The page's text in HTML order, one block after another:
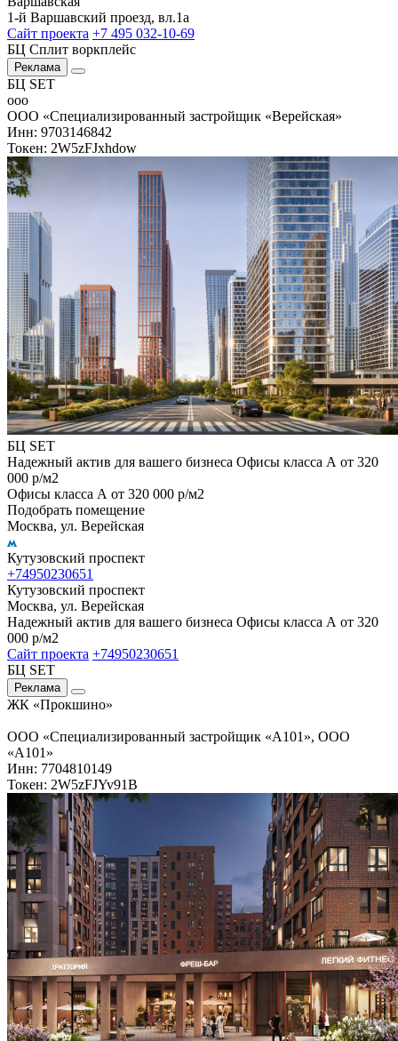
1-й Варшавский проезд, вл.1а
Сайт проекта +7 495 032-10-69
БЦ Сплит воркплейс
Реклама
БЦ SET
ооо
ООО «Специализированный застройщик «Верейская»
Инн: 9703146842
Токен: 2W5zFJxhdow
БЦ SET
Надежный актив для вашего бизнеса Офисы класса А от 320
000 р/м2
Офисы класса А от 320 000 р/м2
Подобрать помещение
Москва, ул. Верейская
Кутузовский проспект
+74950230651
Кутузовский проспект
Москва, ул. Верейская
Надежный актив для вашего бизнеса Офисы класса А от 320
000 р/м2
Сайт проекта +74950230651
БЦ SET
Реклама
ЖК «Прокшино»
ООО «Специализированный застройщик «А101», ООО
«А101»
Инн: 7704810149
Токен: 2W5zFJYv91B